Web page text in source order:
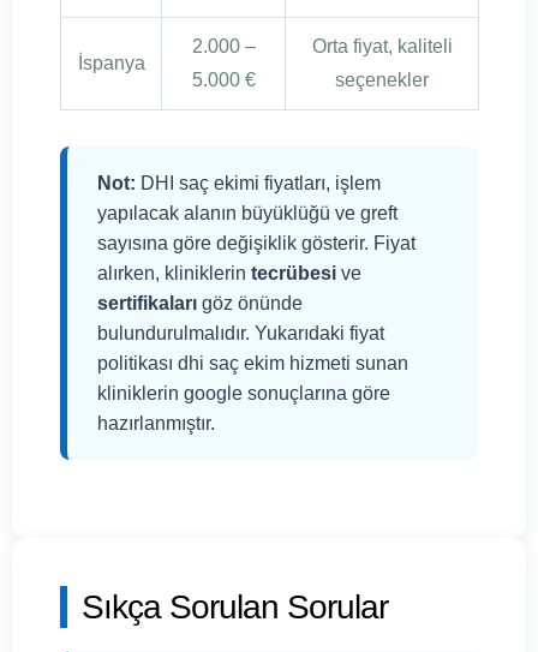
İspanya
2.000 –
5.000 €
Orta fiyat, kaliteli
seçenekler
Not: DHI saç ekimi fiyatları, işlem
yapılacak alanın büyüklüğü ve greft
sayısına göre değişiklik gösterir. Fiyat
alırken, kliniklerin tecrübesi ve
sertifikaları göz önünde
bulundurulmalıdır. Yukarıdaki fiyat
politikası dhi saç ekim hizmeti sunan
kliniklerin google sonuçlarına göre
hazırlanmıştır.
Sıkça Sorulan Sorular